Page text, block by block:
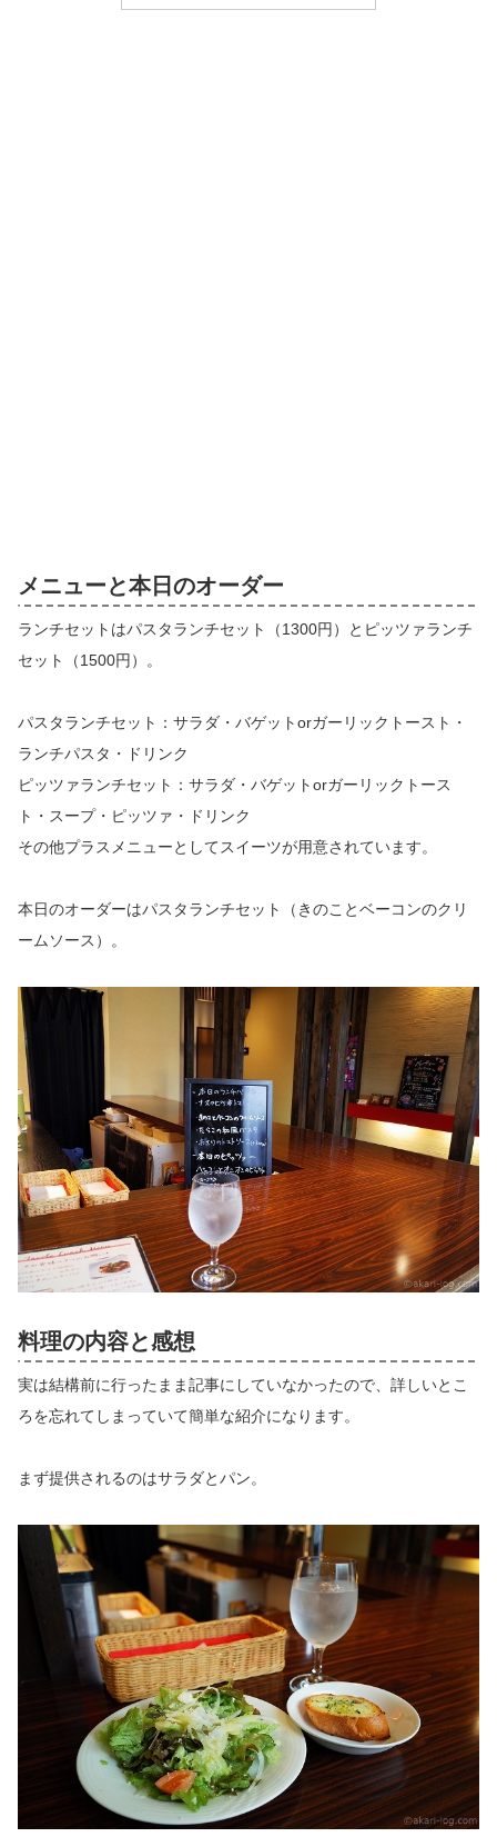
メニューと本日のオーダー
ランチセットはパスタランチセット（1300円）とピッツァランチ
セット（1500円）。
パスタランチセット：サラダ・バゲットorガーリックトースト・
ランチパスタ・ドリンク
ピッツァランチセット：サラダ・バゲットorガーリックトース
ト・スープ・ピッツァ・ドリンク
その他プラスメニューとしてスイーツが用意されています。
本日のオーダーはパスタランチセット（きのことベーコンのクリ
ームソース）。
料理の内容と感想
実は結構前に行ったまま記事にしていなかったので、詳しいとこ
ろを忘れてしまっていて簡単な紹介になります。
まず提供されるのはサラダとパン。